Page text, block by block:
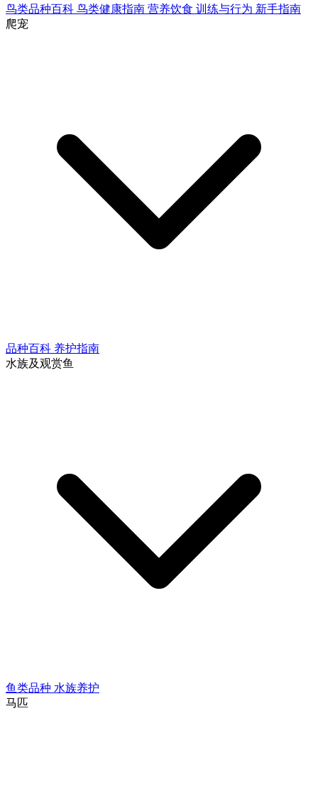
鸟类品种百科 鸟类健康指南 营养饮食 训练与行为 新手指南
爬宠
品种百科 养护指南
水族及观赏鱼
鱼类品种 水族养护
马匹